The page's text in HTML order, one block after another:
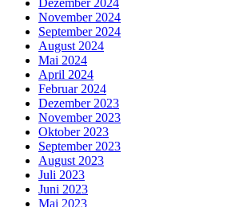
Dezember 2024
November 2024
September 2024
August 2024
Mai 2024
April 2024
Februar 2024
Dezember 2023
November 2023
Oktober 2023
September 2023
August 2023
Juli 2023
Juni 2023
Mai 2023